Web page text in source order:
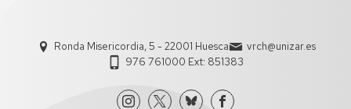
Ronda Misericordia, 5 - 22001 Huesca
vrch@unizar.es
976 761000 Ext: 851383